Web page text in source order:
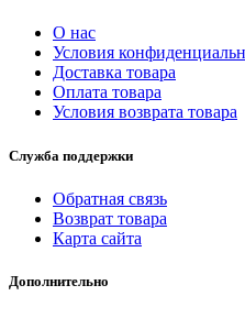
О нас
Условия
Доставка товара
Оплата товара
Условия возврата товара
Служба поддержки
Обратная связь
Возврат товара
Карта сайта
Дополнительно